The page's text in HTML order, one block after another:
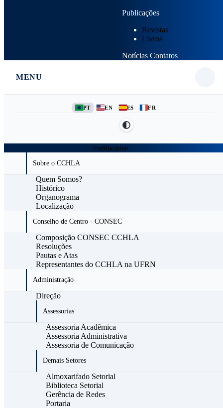
Publicações
Revistas
Livros
Notícias Contatos
MENU
PT EN ES FR
Institucional
Sobre o CCHLA
Quem Somos?
Histórico
Organograma
Localização
Conselho de Centro - CONSEC
Composição CONSEC CCHLA
Resoluções
Pautas e Atas
Representantes do CCHLA na UFRN
Administração
Direção
Assessorias
Assessoria Acadêmica
Assessoria Administrativa
Assessoria de Comunicação
Demais Setores
Almoxarifado Setorial
Biblioteca Setorial
Gerência de Redes
Portaria